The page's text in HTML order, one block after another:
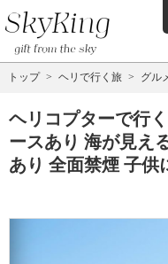
トップ ヘリで行く旅 グル
ヘリコプターで行
ースあり 海が見え
あり 全面禁煙 子供